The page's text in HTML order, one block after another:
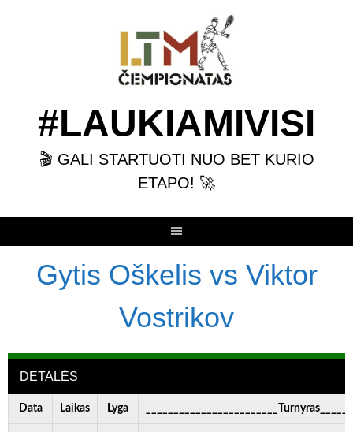
#LAUKIAMIVISI
🎬 GALI STARTUOTI NUO BET KURIO
ETAPO! 🚀
Gytis Oškelis vs Viktor
Vostrikov
DETALĖS
Data Laikas Lyga